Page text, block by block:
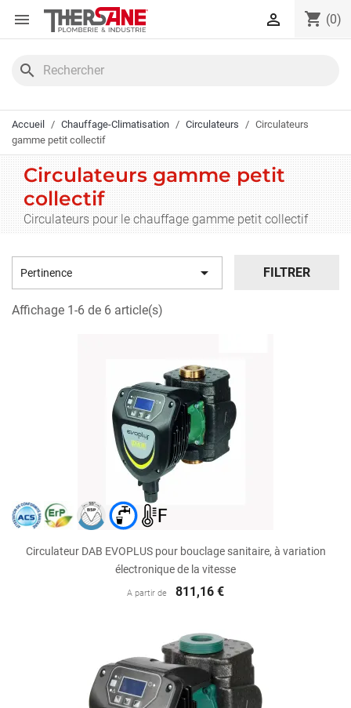
Panneau de gestion des cookies
 shopping_cart (0)

search
Accueil Chauffage-Climatisation Circulateurs
Circulateurs
gamme petit collectif
Circulateurs gamme petit
collectif
Circulateurs pour le chauffage gamme petit collectif
Pertinence  FILTRER
Affichage 1-6 de 6 article(s)
Circulateur DAB EVOPLUS pour bouclage sanitaire, à variation
électronique de la vitesse
A partir de 811,16 €